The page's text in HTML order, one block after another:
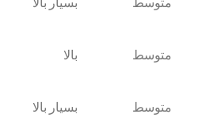
متوسط بالا
متوسط بسیار بالا